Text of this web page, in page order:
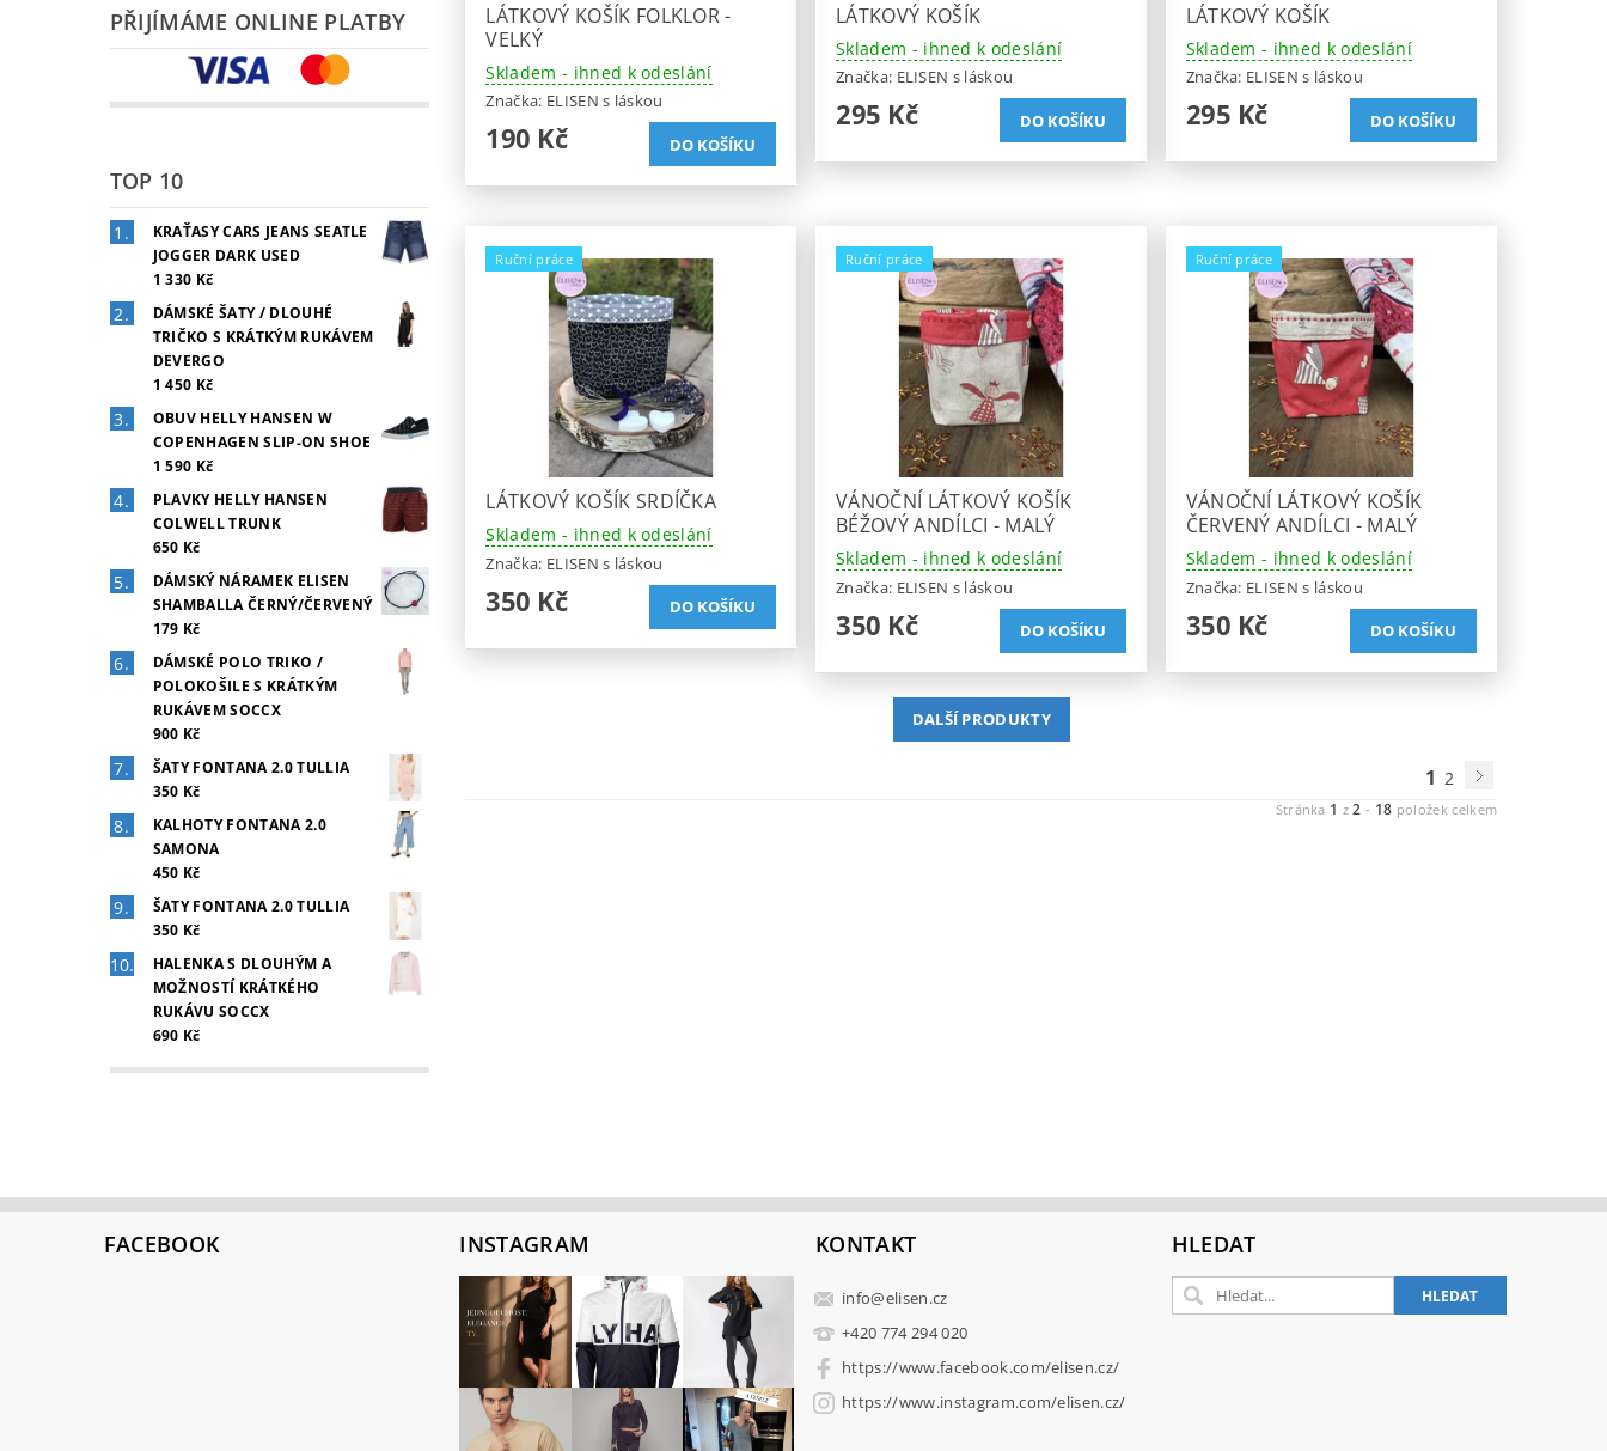
PŘIJÍMÁME ONLINE PLATBY
TOP 10
KRAŤASY CARS JEANS SEATLE
JOGGER DARK USED
1 330 Kč
DÁMSKÉ ŠATY / DLOUHÉ
TRIČKO S KRÁTKÝM RUKÁVEM
DEVERGO
1 450 Kč
OBUV HELLY HANSEN W
COPENHAGEN SLIP-ON SHOE
1 590 Kč
PLAVKY HELLY HANSEN
COLWELL TRUNK
650 Kč
DÁMSKÝ NÁRAMEK ELISEN
SHAMBALLA ČERNÝ/ČERVENÝ
179 Kč
DÁMSKÉ POLO TRIKO /
POLOKOŠILE S KRÁTKÝM
RUKÁVEM SOCCX
900 Kč
ŠATY FONTANA 2.0 TULLIA
350 Kč
KALHOTY FONTANA 2.0
SAMONA
450 Kč
ŠATY FONTANA 2.0 TULLIA
350 Kč
HALENKA S DLOUHÝM A
MOŽNOSTÍ KRÁTKÉHO
RUKÁVU SOCCX
690 Kč
LÁTKOVÝ KOŠÍK FOLKLOR -
VELKÝ
Skladem - ihned k odeslání
Značka: ELISEN s láskou
190 Kč
LÁTKOVÝ KOŠÍK
Skladem - ihned k odeslání
Značka: ELISEN s láskou
295 Kč
LÁTKOVÝ KOŠÍK
Skladem - ihned k odeslání
Značka: ELISEN s láskou
295 Kč
Ruční práce
LÁTKOVÝ KOŠÍK SRDÍČKA
Skladem - ihned k odeslání
Značka: ELISEN s láskou
350 Kč
Ruční práce
VÁNOČNÍ LÁTKOVÝ KOŠÍK
BÉŽOVÝ ANDÍLCI - MALÝ
Skladem - ihned k odeslání
Značka: ELISEN s láskou
350 Kč
Ruční práce
VÁNOČNÍ LÁTKOVÝ KOŠÍK
ČERVENÝ ANDÍLCI - MALÝ
Skladem - ihned k odeslání
Značka: ELISEN s láskou
350 Kč
DALŠÍ PRODUKTY
1 2
Stránka 1 z2 - 18 položek celkem
FACEBOOK INSTAGRAM KONTAKT
info@elisen.cz
+420 774 294 020
https://www.facebook.com/elisen.cz/
https://www.instagram.com/elisen.cz/
HLEDAT